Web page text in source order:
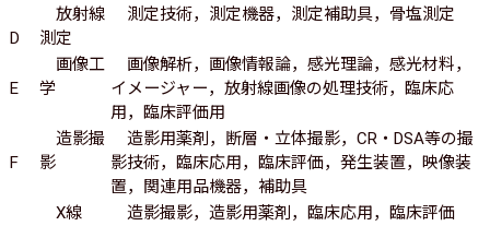
D
放射線
測定
測定技術，測定機器，測定補助具，骨塩測定
E
画像工
学
画像解析，画像情報論，感光理論，感光材料，
イメージャー，放射線画像の処理技術，臨床応
用，臨床評価用
F
造影撮
影
造影用薬剤，断層・立体撮影，CR・DSA等の撮
影技術，臨床応用，臨床評価，発生装置，映像装
置，関連用品機器，補助具
X線
造影撮影，造影用薬剤，臨床応用，臨床評価